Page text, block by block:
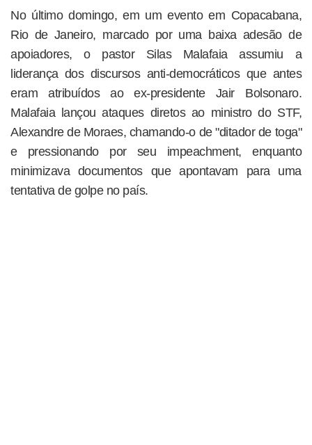
No último domingo, em um evento em Copacabana,
Rio de Janeiro, marcado por uma baixa adesão de
apoiadores, o pastor Silas Malafaia assumiu a
liderança dos discursos anti-democráticos que antes
eram atribuídos ao ex-presidente Jair Bolsonaro.
Malafaia lançou ataques diretos ao ministro do STF,
Alexandre de Moraes, chamando-o de "ditador de toga"
e pressionando por seu impeachment, enquanto
minimizava documentos que apontavam para uma
tentativa de golpe no país.